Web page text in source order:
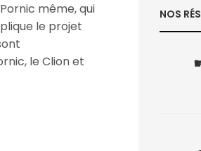
même, qui
le projet
le Clion et
NOS